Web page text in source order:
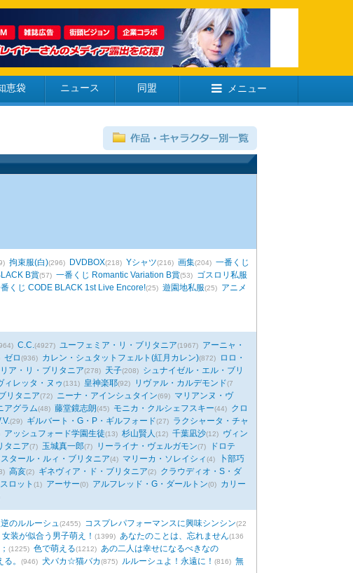
恵袋 ニュース 同盟 メニュー
拘束服(白)(296) DVDBOX(218) Yシャツ(216) 画集(204) 一番くじ
B賞(57) 一番くじ Romantic Variation B賞(53) ゴスロリ私服
くじ CODE BLACK 1st Live Encore!(25) 遊園地私服(25)
アニメ
C.C.(4927) ユーフェミア・リ・ブリタニア(1967)
アーニャ・
ゼロ(936) カレン・シュタットフェルト(紅月カレン)(872)
ロロ・
ア・リ・ブリタニア(278) 天子(208)
シュナイゼル・エル・ブリ
ィレッタ・ヌゥ(131) 皇神楽耶(92) リヴァル・カルデモンド(7
リタニア(72) ニーナ・アインシュタイン(69)
マリアンヌ・ヴ
アグラム(48) 藤堂鏡志朗(45) モニカ・クルシェフスキー(44)
クロ
(29) ギルバート・G・P・ギルフォード(27)
ラクシャータ・チャ
アッシュフォード学園生徒(13) 杉山賢人(12) 千葉凪沙(12)
ヴィン
タニア(7) 玉城真一郎(7) リーライナ・ヴェルガモン(7)
ドロテ
タール・ルィ・ブリタニア(4) マリーカ・ソレイシィ(4)
卜部巧
高亥(2) ギネヴィア・ド・ブリタニア(2)
クラウディオ・S・ダ
ロット (1) アーサー(0) アルフレッド・G・ダールトン(0)
カリー
のルルーシュ(2455) コスプレパフォーマンスに興味シンシン(22
女装が似合う男子萌え！ (1399) あなたのことは、忘れません(136
(1225) 色で萌える(1212) あの二人は幸せになるべきなの
。 (946) 犬バカ☆猫バカ(875) ルルーシュよ！永遠に！ (816) 無